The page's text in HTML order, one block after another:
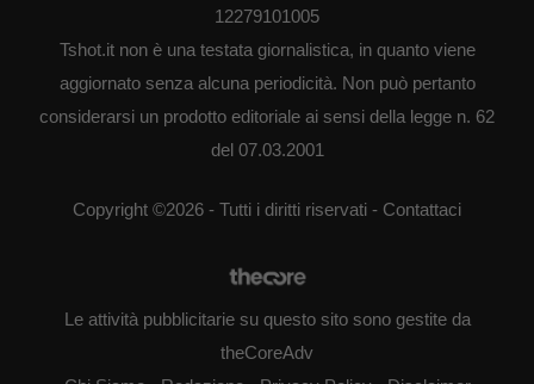
12279101005
Tshot.it non è una testata giornalistica, in quanto viene
aggiornato senza alcuna periodicità. Non può pertanto
considerarsi un prodotto editoriale ai sensi della legge n. 62
del 07.03.2001
Copyright ©2026 - Tutti i diritti riservati - Contattaci
Le attività pubblicitarie su questo sito sono gestite da
theCoreAdv